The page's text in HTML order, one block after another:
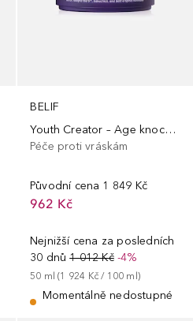
BELIF
Youth Creator – Age knockdown V cream
Péče proti vráskám
Původní cena 1 849 Kč
962 Kč
Nejnižší cena za posledních
30 dnů 1 012 Kč-4%
50 ml (1 924 Kč / 100 ml )
Momentálně nedostupné